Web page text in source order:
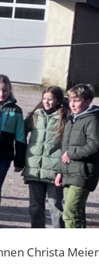
Christa